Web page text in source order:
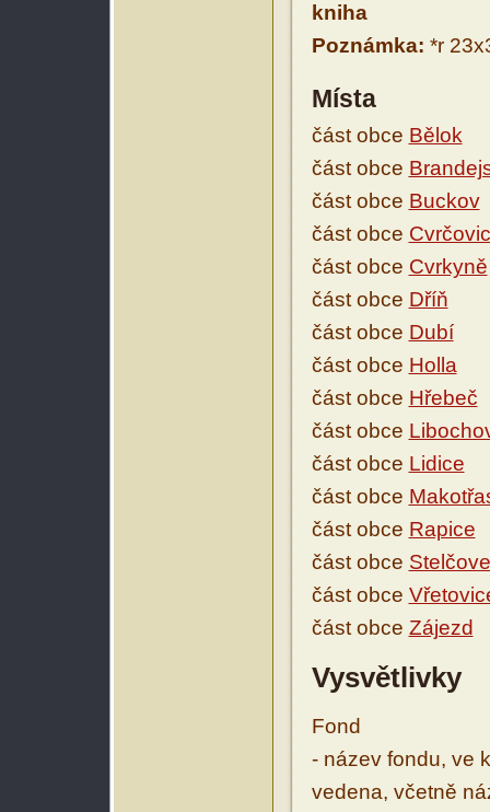
kniha
Poznámka: *r
Místa
část obce Bělok
část obce
část obce Buckov
část obce
část obce Cvrkyně
část obce Dříň
část obce Dubí
část obce Holla
část obce Hřebeč
část obce
část obce Lidice
část obce
část obce Rapice
část obce
část obce
část obce Zájezd
Vysvětlivky
Fond
- název fondu, ve
vedena, včetně